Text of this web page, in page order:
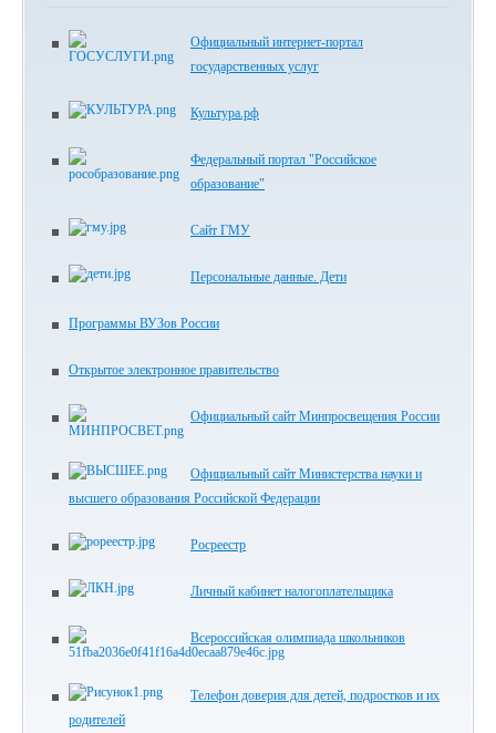
Официальный интернет-портал
государственных услуг
Культура.рф
Федеральный портал "Российское
образование"
Сайт ГМУ
Персональные данные. Дети
Программы ВУЗов России
Открытое электронное правительство
Официальный сайт Минпросвещения России
Официальный сайт Министерства науки и
высшего образования Российской Федерации
Росреестр
Личный кабинет налогоплательщика
Всероссийская олимпиада школьников
Телефон доверия для детей, подростков и их
родителей